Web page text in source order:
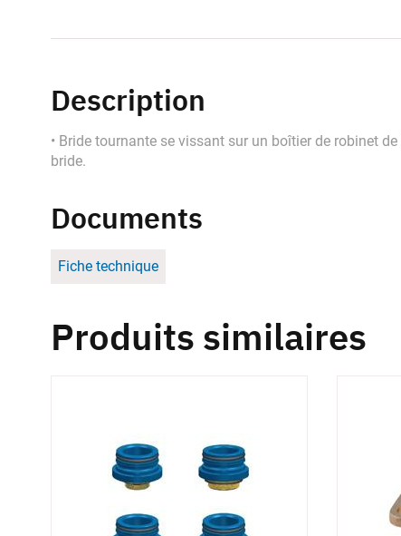
Description
• Bride tournante se vissant sur un boîtier de robinet
bride.
Documents
Fiche technique
Produits similaires